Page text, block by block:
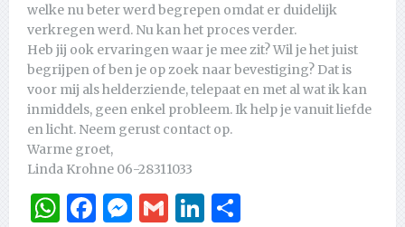
welke nu beter werd begrepen omdat er duidelijk
verkregen werd. Nu kan het proces verder.
Heb jij ook ervaringen waar je mee zit? Wil je het juist
begrijpen of ben je op zoek naar bevestiging? Dat is
voor mij als helderziende, telepaat en met al wat ik kan
inmiddels, geen enkel probleem. Ik help je vanuit liefde
en licht. Neem gerust contact op.
Warme groet,
Linda Krohne 06-28311033
WhatsApp
Facebook
Messenger
GmailLinkedIn